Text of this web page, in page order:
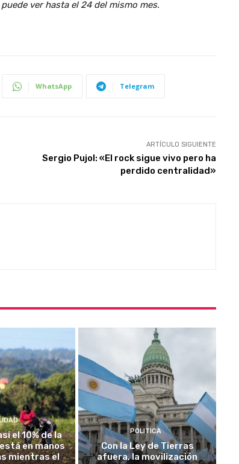
ver hasta el 24 del mismo mes.
WhatsApp Telegram
ARTÍCULO SIGUIENTE
Sergio Pujol: «El rock sigue vivo pero ha
perdido centralidad»
el 10% de la
en manos
mientras el
POLITICA
Con la Ley de Tierras
afuera, la movilización